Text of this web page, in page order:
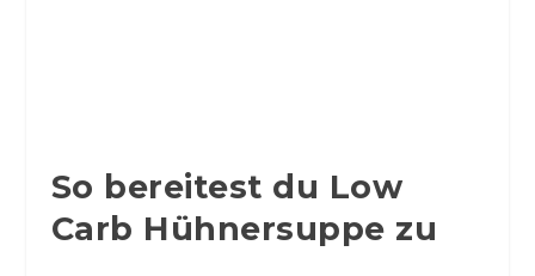
So bereitest du Low
Carb Hühnersuppe zu